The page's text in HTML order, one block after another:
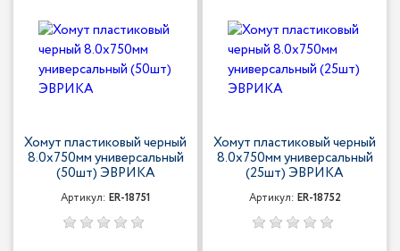
Хомут пластиковый черный
8.0x750мм универсальный
(50шт) ЭВРИКА
Артикул: ER-18751
Хомут пластиковый черный
8.0x750мм универсальный
(25шт) ЭВРИКА
Артикул: ER-18752